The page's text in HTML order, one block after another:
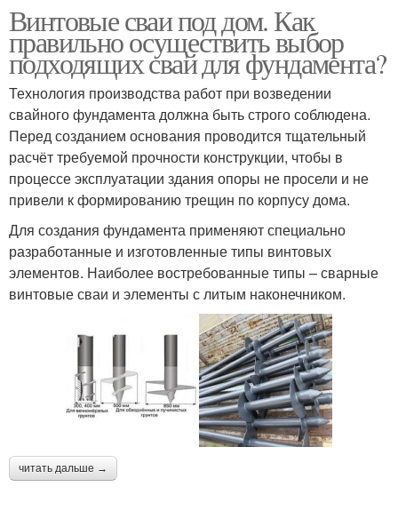
Винтовые сваи под дом. Как
правильно осуществить выбор
подходящих свай для фундамента?
Технология производства работ при возведении
свайного фундамента должна быть строго соблюдена.
Перед созданием основания проводится тщательный
расчёт требуемой прочности конструкции, чтобы в
процессе эксплуатации здания опоры не просели и не
привели к формированию трещин по корпусу дома.
Для создания фундамента применяют специально
разработанные и изготовленные типы винтовых
элементов. Наиболее востребованные типы – сварные
винтовые сваи и элементы с литым наконечником.
читать дальше →